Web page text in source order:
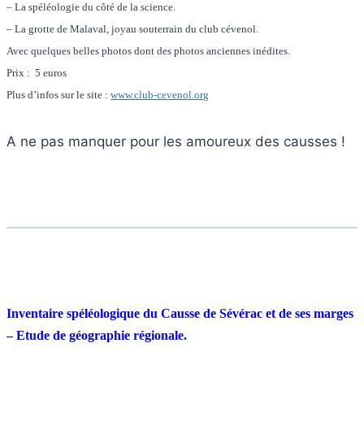
– La spéléologie du côté de la science.
– La grotte de Malaval, joyau souterrain du club cévenol.
Avec quelques belles photos dont des photos anciennes inédites.
Prix : 5 euros
Plus d’infos sur le site :www.club-cevenol.org
A ne pas manquer pour les amoureux des causses !
Inventaire spéléologique du Causse de Sévérac et de ses marges
– Etude de géographie régionale.